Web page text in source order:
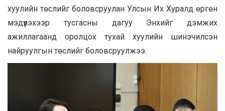
хуулийн төслийг боловсруулан Улсын Их Хуралд өргөн
мэдүүлэхээр тусгасны дагуу Энхийг дэмжих
ажиллагаанд оролцох тухай хуулийн шинэчилсэн
найруулгын төслийг боловсруулжээ.